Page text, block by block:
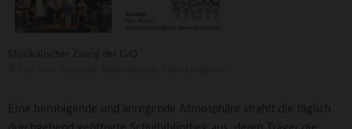
Eine beruhigende und anregende Atmosphäre strahlt die täglich